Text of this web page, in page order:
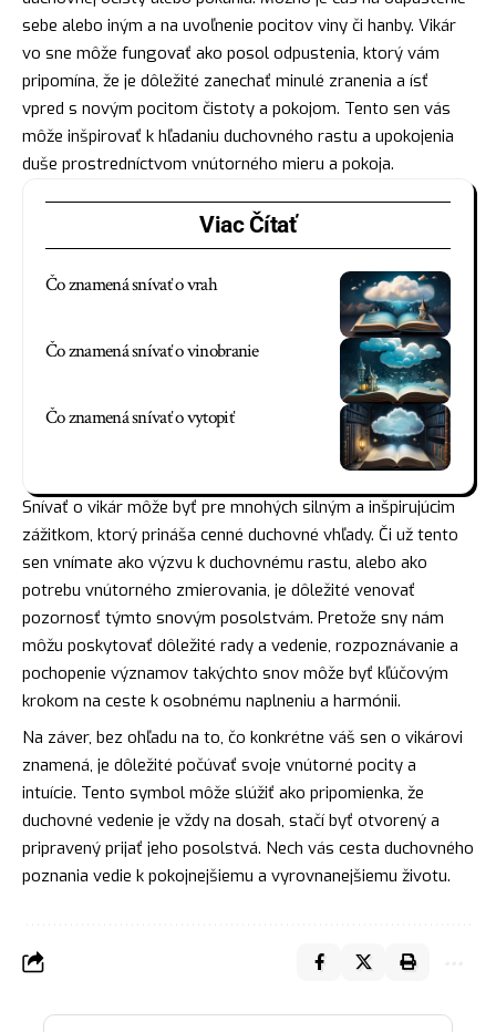
sebe alebo iným a na uvoľnenie pocitov viny či hanby. Vikár
vo sne môže fungovať ako posol odpustenia, ktorý vám
pripomína, že je dôležité zanechať minulé zranenia a ísť
vpred s novým pocitom čistoty a pokojom. Tento sen vás
môže inšpirovať k hľadaniu duchovného rastu a upokojenia
duše prostredníctvom vnútorného mieru a pokoja.
Viac Čítať
Čo znamená snívať o vrah
Čo znamená snívať o vinobranie
Čo znamená snívať o vytopiť
Snívať o vikár môže byť pre mnohých silným a inšpirujúcim
zážitkom, ktorý prináša cenné duchovné vhľady. Či už tento
sen vnímate ako výzvu k duchovnému rastu, alebo ako
potrebu vnútorného zmierovania, je dôležité venovať
pozornosť týmto snovým posolstvám. Pretože sny nám
môžu poskytovať dôležité rady a vedenie, rozpoznávanie a
pochopenie významov takýchto snov môže byť kľúčovým
krokom na ceste k osobnému naplneniu a harmónii.
Na záver, bez ohľadu na to, čo konkrétne váš sen o vikárovi
znamená, je dôležité počúvať svoje vnútorné pocity a
intuície. Tento symbol môže slúžiť ako pripomienka, že
duchovné vedenie je vždy na dosah, stačí byť otvorený a
pripravený prijať jeho posolstvá. Nech vás cesta duchovného
poznania vedie k pokojnejšiemu a vyrovnanejšiemu životu.